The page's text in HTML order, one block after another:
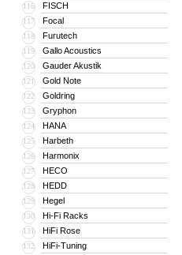
116 FISCH
117 Focal
118 Furutech
119 Gallo Acoustics
120 Gauder Akustik
121 Gold Note
122 Goldring
123 Gryphon
124 HANA
125 Harbeth
126 Harmonix
127 HECO
128 HEDD
129 Hegel
130 Hi-Fi Racks
131 HiFi Rose
132 HiFi-Tuning